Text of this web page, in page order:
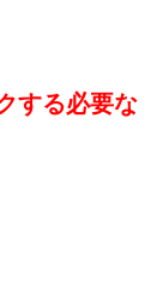
する必要な